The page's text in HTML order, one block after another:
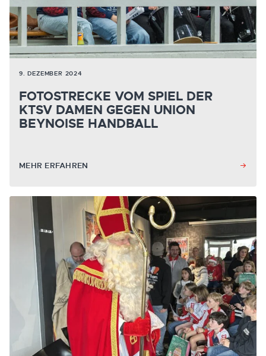
9. DEZEMBER 2024
FOTOSTRECKE VOM SPIEL DER
KTSV DAMEN GEGEN UNION
BEYNOISE HANDBALL
MEHR ERFAHREN